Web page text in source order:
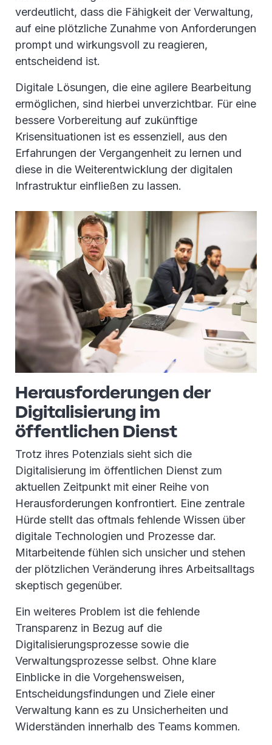
verdeutlicht, dass die Fähigkeit der Verwaltung,
auf eine plötzliche Zunahme von Anforderungen
prompt und wirkungsvoll zu reagieren,
entscheidend ist.
Digitale Lösungen, die eine agilere Bearbeitung
ermöglichen, sind hierbei unverzichtbar. Für eine
bessere Vorbereitung auf zukünftige
Krisensituationen ist es essenziell, aus den
Erfahrungen der Vergangenheit zu lernen und
diese in die Weiterentwicklung der digitalen
Infrastruktur einfließen zu lassen.
Herausforderungen der
Digitalisierung im
öffentlichen Dienst
Trotz ihres Potenzials sieht sich die
Digitalisierung im öffentlichen Dienst zum
aktuellen Zeitpunkt mit einer Reihe von
Herausforderungen konfrontiert. Eine zentrale
Hürde stellt das oftmals fehlende Wissen über
digitale Technologien und Prozesse dar.
Mitarbeitende fühlen sich unsicher und stehen
der plötzlichen Veränderung ihres Arbeitsalltags
skeptisch gegenüber.
Ein weiteres Problem ist die fehlende
Transparenz in Bezug auf die
Digitalisierungsprozesse sowie die
Verwaltungsprozesse selbst. Ohne klare
Einblicke in die Vorgehensweisen,
Entscheidungsfindungen und Ziele einer
Verwaltung kann es zu Unsicherheiten und
Widerständen innerhalb des Teams kommen.